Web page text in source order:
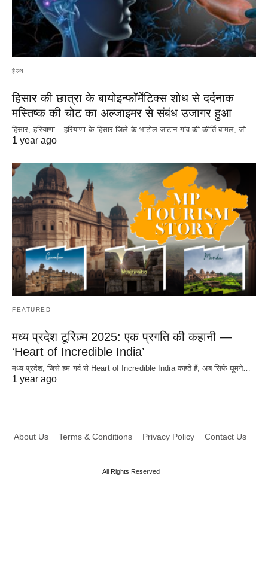
हेल्थ
हिसार की छात्रा के बायोइन्फॉर्मेटिक्स शोध से दर्दनाक
मस्तिष्क की चोट का अल्जाइमर से संबंध उजागर हुआ
हिसार, हरियाणा – हरियाणा के हिसार जिले के भाटोल जाटान गांव की कीर्ति बामल, जो…
1 year ago
FEATURED
मध्य प्रदेश टूरिज़्म 2025: एक प्रगति की कहानी —
‘Heart of Incredible India’
मध्य प्रदेश, जिसे हम गर्व से Heart of Incredible India कहते हैं, अब सिर्फ घूमने…
1 year ago
About Us Terms & Conditions Privacy Policy Contact Us
All Rights Reserved